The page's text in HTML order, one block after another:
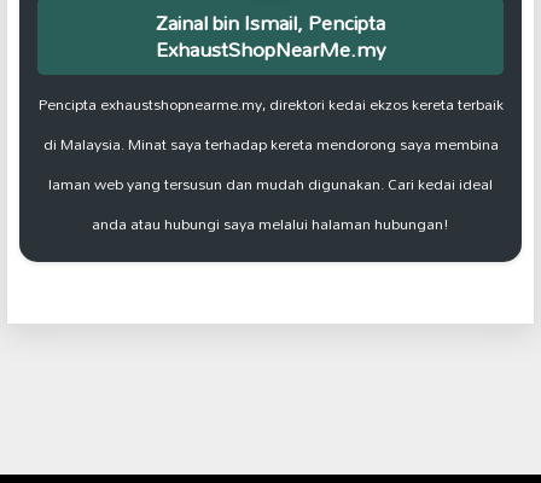
Zainal bin Ismail, Pencipta
ExhaustShopNearMe.my
Pencipta exhaustshopnearme.my, direktori kedai ekzos kereta terbaik
di Malaysia. Minat saya terhadap kereta mendorong saya membina
laman web yang tersusun dan mudah digunakan. Cari kedai ideal
anda atau hubungi saya melalui halaman hubungan!